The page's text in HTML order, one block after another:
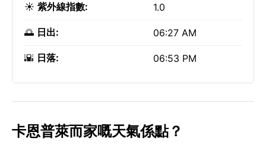
☀️ 紫外線指數: 1.0
🌅 日出: 06:27 AM
🌇 日落: 06:53 PM
卡恩普萊而家嘅天氣係點？